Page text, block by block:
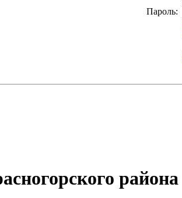
Пароль:
района